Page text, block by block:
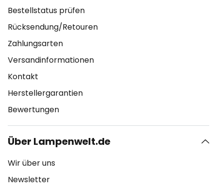
Bestellstatus prüfen
Rücksendung/Retouren
Zahlungsarten
Versandinformationen
Kontakt
Herstellergarantien
Bewertungen
Über Lampenwelt.de
Wir über uns
Newsletter